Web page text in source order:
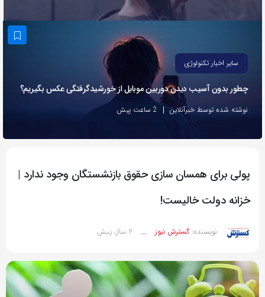
اشتراک
لینک
سایر اخبار تکنولوژی
چطور بدون آسیب دیدن دوربین موبایل از خورشیدگرفتگی عکس بگیریم؟
نوشته شده توسط خبرآنلاین 2 ساعت پیش
پولی برای همسان سازی حقوق بازنشستگان وجود ندارد |
خزانه دولت خالیست!
نویسنده: گسترش نیوز __ 2 سال پیش